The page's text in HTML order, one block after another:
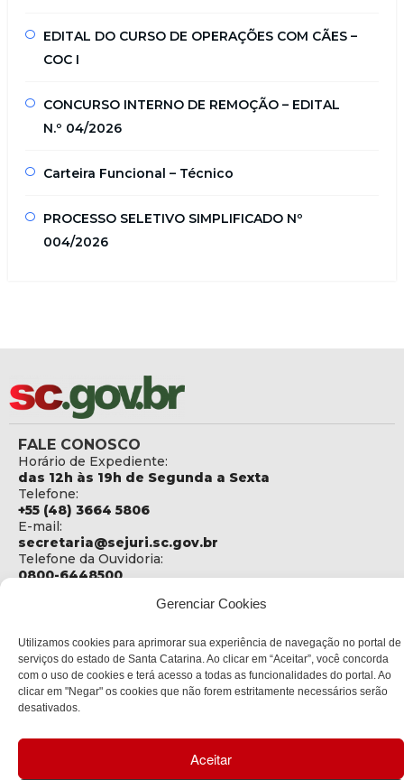
Gerenciar Cookies
Utilizamos cookies para aprimorar sua experiência de navegação no portal de
serviços do estado de Santa Catarina. Ao clicar em “Aceitar”, você concorda
com o uso de cookies e terá acesso a todas as funcionalidades do portal. Ao
clicar em "Negar" os cookies que não forem estritamente necessários serão
desativados.
Aceitar
EDITAL DO CURSO DE OPERAÇÕES COM CÃES –
COC I
CONCURSO INTERNO DE REMOÇÃO – EDITAL
N.º 04/2026
Carteira Funcional – Técnico
PROCESSO SELETIVO SIMPLIFICADO Nº
004/2026
FALE CONOSCO
Horário de Expediente:
das 12h às 19h de Segunda a Sexta
Telefone:
+55 (48) 3664 5806
E-mail:
secretaria@sejuri.sc.gov.br
Telefone da Ouvidoria:
0800-6448500
Social
Rua Fúlvio Aducci, 1214 - Loja 06
Bairro:
Estreito - Florianópolis - SC
88075-000